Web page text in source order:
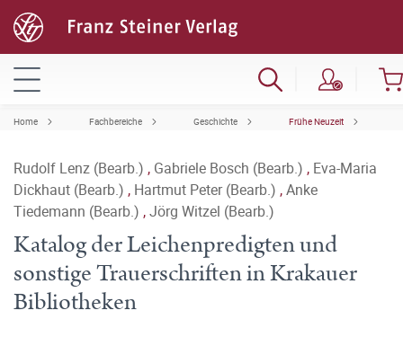
Home Fachbereiche Geschichte Frühe Neuzeit
Rudolf Lenz (Bearb.) , Gabriele Bosch (Bearb.) , Eva-Maria
Dickhaut (Bearb.) , Hartmut Peter (Bearb.) ,Anke
Tiedemann (Bearb.) ,Jörg Witzel (Bearb.)
Katalog der Leichenpredigten und
sonstige Trauerschriften in Krakauer
Bibliotheken